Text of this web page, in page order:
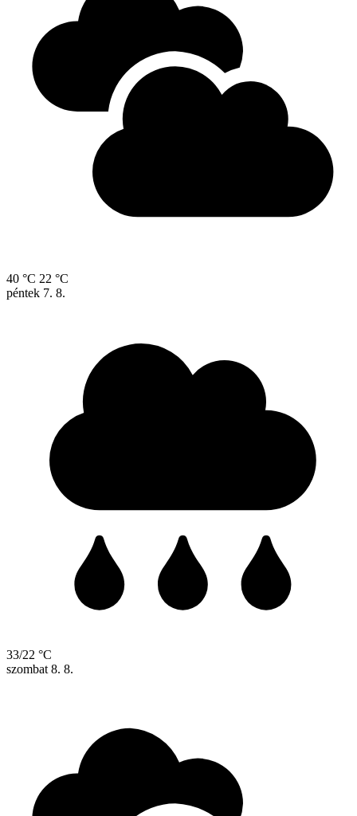
40 °C 22 °C
péntek 7. 8.
33/22 °C
szombat 8. 8.